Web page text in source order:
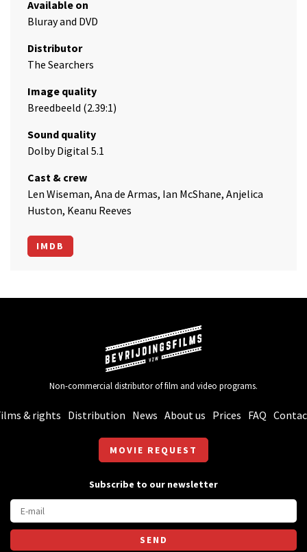
Available on
Bluray and DVD
Distributor
The Searchers
Image quality
Breedbeeld (2.39:1)
Sound quality
Dolby Digital 5.1
Cast & crew
Len Wiseman, Ana de Armas, Ian McShane, Anjelica
Huston, Keanu Reeves
IMDB
Non-commercial distributor of film and video programs.
& rights Distribution News About us Prices FAQ
MOVIE REQUEST
Subscribe to our newsletter